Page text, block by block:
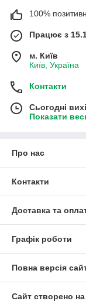
100%
Працює з
м. Київ
Київ, Україна
Контакти
Сьогодні
Показати
Про нас
Контакти
Доставка та
Графік роботи
Повна версія
Сайт створено на